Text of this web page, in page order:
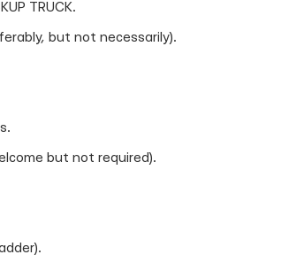
TRUCK.
but not necessarily).
but not required).